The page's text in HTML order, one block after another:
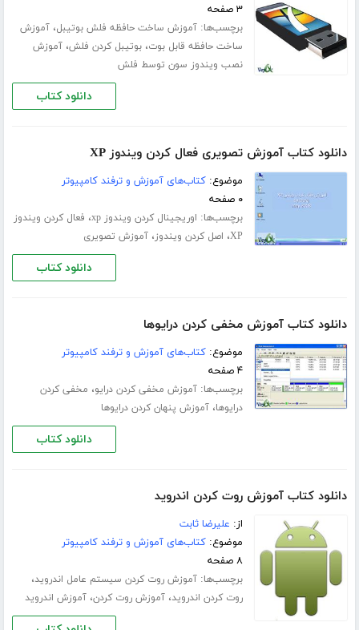
۳ صفحه
برچسب‌ها:آموزش ساخت حافظه فلش بوتیبل،آموزش
ساخت حافظه قابل بوت،بوتیبل کردن فلش،آموزش
نصب ویندوز سون توسط فلش
دانلود کتاب
دانلود کتاب آموزش تصویری فعال کردن ویندوز XP
موضوع:کتاب‌های آموزش و ترفند کامپیوتر
۰ صفحه
برچسب‌ها: اوریجینال کردن ویندوز xp ، فعال کردن ویندوز
XP، اصل کردن ویندوز،آموزش تصویری
دانلود کتاب
دانلود کتاب آموزش مخفی کردن درایوها
موضوع:کتاب‌های آموزش و ترفند کامپیوتر
۴ صفحه
برچسب‌ها:آموزش مخفی کردن درایو، مخفی کردن
درایوها،آموزش پنهان کردن درایوها
دانلود کتاب
دانلود کتاب آموزش روت کردن اندروید
از: علیرضا ثابت
موضوع:کتاب‌های آموزش و ترفند کامپیوتر
۸ صفحه
برچسب‌ها:آموزش روت کردن سیستم عامل اندروید،
روت کردن اندروید،آموزش روت کردن،آموزش اندروید